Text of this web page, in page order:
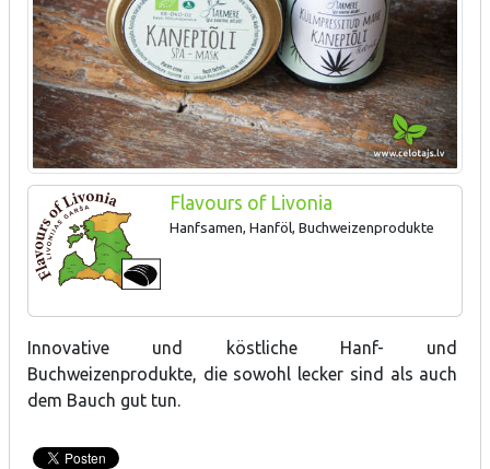
Flavours of Livonia
Hanfsamen, Hanföl, Buchweizenprodukte
Innovative und köstliche Hanf- und
Buchweizenprodukte, die sowohl lecker sind als auch
dem Bauch gut tun.